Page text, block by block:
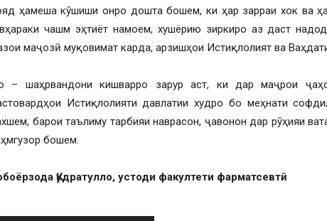
ҳамеша кӯшиши онро дошта бошем, ки ҳар зарраи хок ва
чашм эҳтиёт намоем, хушёрию зиркиро аз даст
маҷозӣ муқовимат карда, арзишҳои Истиқлолият ва
– шаҳрвандони кишварро зарур аст, ки дар маҷрои
Истиқлолияти давлатии худро бо меҳнати
барои таълиму тарбияи наврасон, ҷавонон дар рӯҳияи
бошем.
Қудратулло, устоди факултети фарматсевтӣ